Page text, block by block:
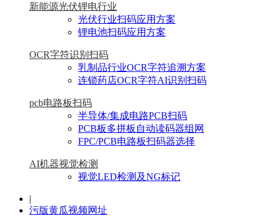
新能源光伏锂电行业
光伏行业扫码应用方案
锂电池扫码应用方案
OCR字符识别扫码
乳制品行业OCR字符追溯方案
连锁药店OCR字符AI识别扫码
pcb电路板扫码
半导体/集成电路PCB扫码
PCB板多拼板自动读码器组网
FPC/PCB电路板扫码器选择
AI机器视觉检测
视觉LED检测及NG标记
|
污版黄瓜视频网址